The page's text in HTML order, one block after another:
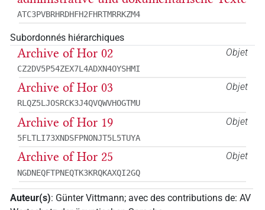
ATC3PVBRHRDHFH2FHRTMRRKZM4
Subordonnés hiérarchiques
Objet
Archive of Hor 02
CZ2DV5P54ZEX7L4ADXN4OYSHMI
Objet
Archive of Hor 03
RLQZ5LJOSRCK3J4QVQWVHOGTMU
Objet
Archive of Hor 19
5FLTLI73XNDSFPNONJT5L5TUYA
Objet
Archive of Hor 25
NGDNEQFTPNEQTK3KRQKAXQI2GQ
Auteur(s): Günter Vittmann; avec des contributions de: AV